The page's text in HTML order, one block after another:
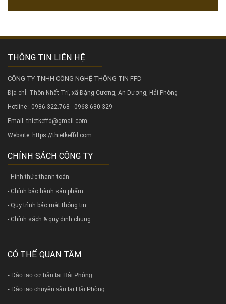
THÔNG TIN LIÊN HỆ
CÔNG TY TNHH CÔNG NGHỆ THÔNG TIN FFD
Địa chỉ: Thôn Nhất Trí, xã Đặng Cương, An Dương, Hải Phòng
Hotline : 0986.322.768 - 0968.680.329
Email: thietkeffd@gmail.com
Website: https://thietkeffd.com
CHÍNH SÁCH CÔNG TY
- Hình thức thanh toán
- Chính bảo hành sản phẩm
- Quy trình bảo mật thông tin
- Chính sách & quy định chung
CÓ THỂ QUAN TÂM
- Đào tạo cơ bản tại Hải Phòng
- Đào tạo chuyên sâu tại Hải Phòng